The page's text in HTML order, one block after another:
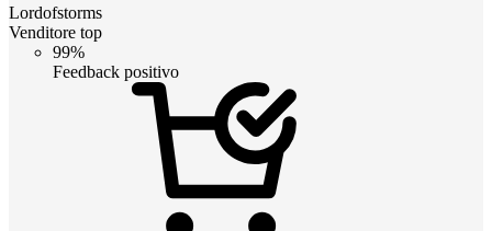
Lordofstorms
Venditore top
99%
Feedback positivo